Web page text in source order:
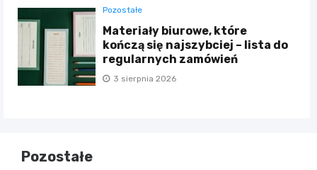
Pozostałe
Materiały biurowe, które
kończą się najszybciej – lista do
regularnych zamówień
3 sierpnia 2026
Pozostałe